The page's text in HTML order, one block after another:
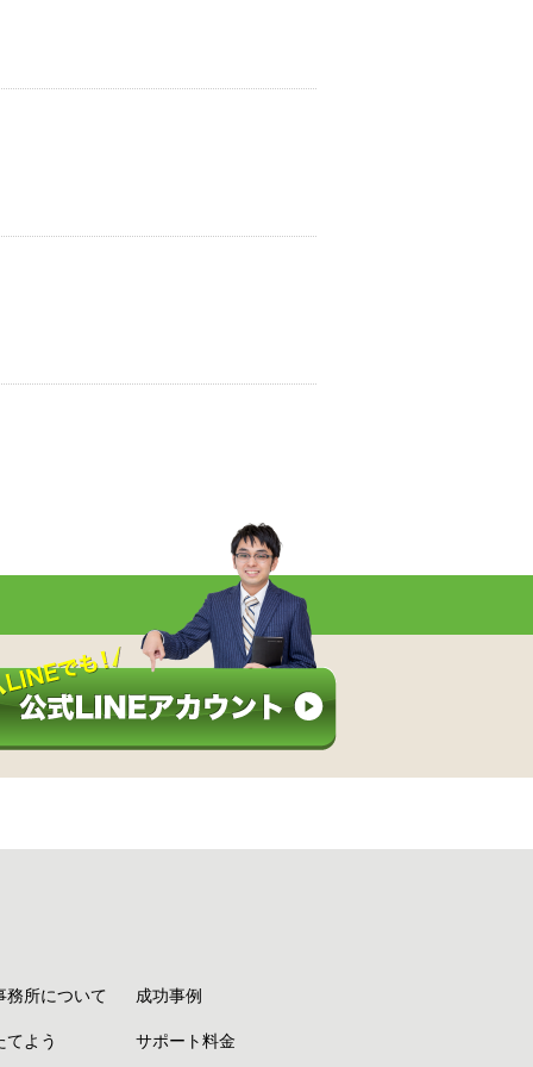
務所について
てよう
成功事例
サポート料金